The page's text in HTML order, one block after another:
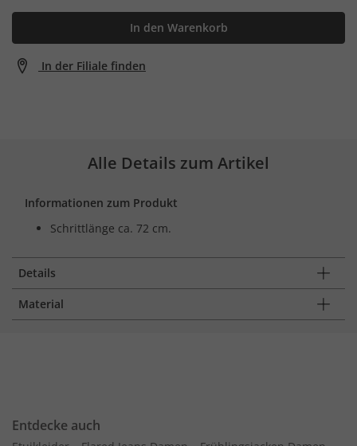
In den Warenkorb
In der Filiale finden
Alle Details zum Artikel
Informationen zum Produkt
Schrittlänge ca. 72 cm.
Details
Material
Entdecke auch